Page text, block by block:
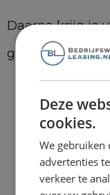
Daarna krijg je
geen lange
Wij
zonder
500+
Deze
cookies.
We gebruiken
advertenties
verkeer te